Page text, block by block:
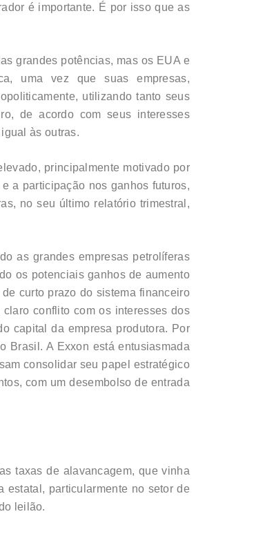
é importante. É por isso que as
grandes potências, mas os EUA e
uma vez que suas empresas,
utilizando tanto seus
de acordo com seus interesses
às outras.
principalmente motivado por
a participação nos ganhos futuros,
no seu último relatório trimestral,
as grandes empresas petrolíferas
os potenciais ganhos de aumento
curto prazo do sistema financeiro
conflito com os interesses dos
capital da empresa produtora. Por
Brasil. A Exxon está entusiasmada
consolidar seu papel estratégico
com um desembolso de entrada
taxas de alavancagem, que vinha
estatal, particularmente no setor de
leilão.